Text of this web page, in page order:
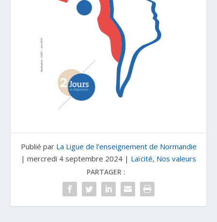
Publié par La Ligue de l'enseignement de Normandie
| mercredi 4 septembre 2024 | Laïcité, Nos valeurs
PARTAGER :